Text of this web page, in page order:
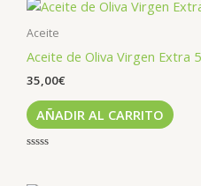
Aceite
Aceite de Oliva Virgen Extra
35,00€
AÑADIR AL CARRITO